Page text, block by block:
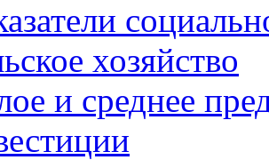
хозяйство
и среднее